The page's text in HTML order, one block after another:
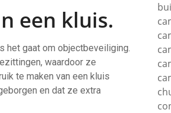
een kluis.
het gaat om objectbeveiliging.
waardoor ze
te maken van een kluis
en dat ze extra